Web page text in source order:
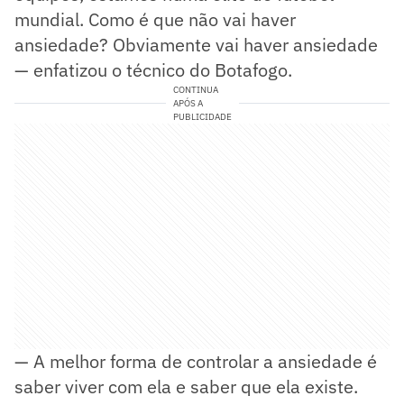
mundial. Como é que não vai haver
ansiedade? Obviamente vai haver ansiedade
— enfatizou o técnico do Botafogo.
CONTINUA
APÓS A
PUBLICIDADE
— A melhor forma de controlar a ansiedade é
saber viver com ela e saber que ela existe.